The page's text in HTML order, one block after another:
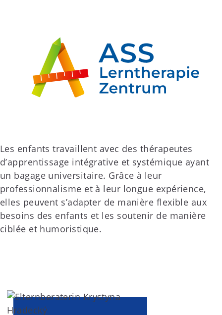
Les enfants travaillent avec des thérapeutes
d’apprentissage intégrative et systémique ayant
un bagage universitaire. Grâce à leur
professionnalisme et à leur longue expérience,
elles peuvent s’adapter de manière flexible aux
besoins des enfants et les soutenir de manière
ciblée et humoristique.